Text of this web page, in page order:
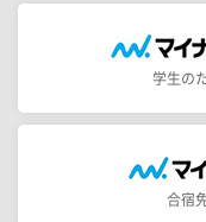
学生の
合宿